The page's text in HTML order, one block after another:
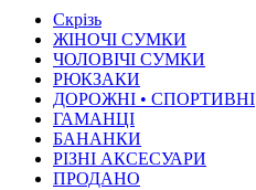
Скрізь
ЖІНОЧІ СУМКИ
ЧОЛОВІЧІ СУМКИ
РЮКЗАКИ
ДОРОЖНІ • СПОРТИВНІ
ГАМАНЦІ
БАНАНКИ
РІЗНІ АКСЕСУАРИ
ПРОДАНО